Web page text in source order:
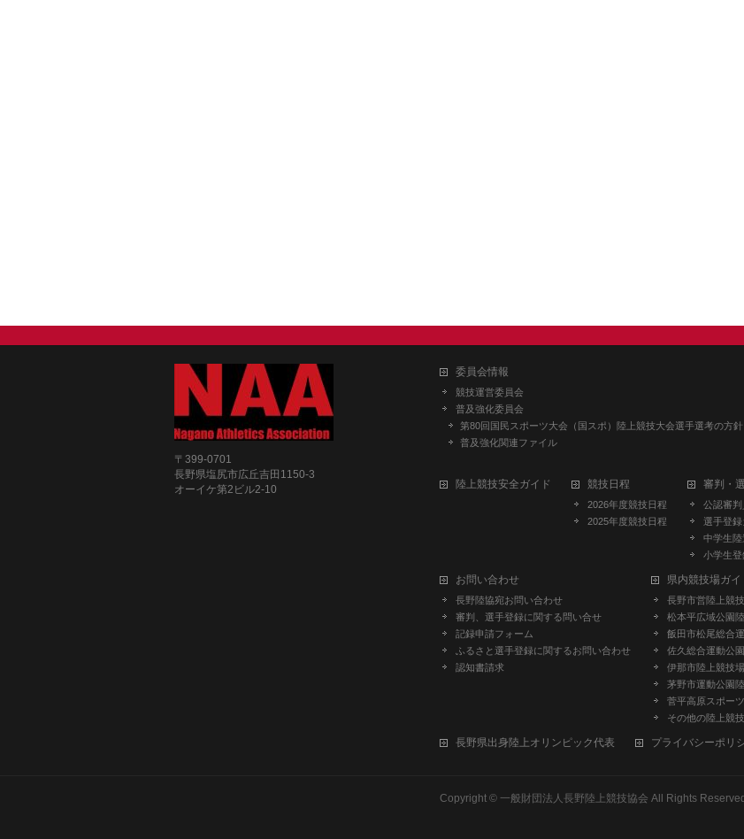
〒399-0701
長野県塩尻市広丘吉田1150-3
オーイケ第2ビル2-10
委員会情報
競技運営委員会
普及強化委員会
第80回国民スポーツ大会（国スポ）陸上競技大会選手選考の方針
普及強化関連ファイル
陸上競技安全ガイド 競技日程
2026年度競技日程
2025年度競技日程
審判・
公認審
選手登録
中学生
小学生登
お問い合わせ
長野陸協宛お問い合わせ
審判、選手登録に関する問い合せ
記録申請フォーム
ふるさと選手登録に関するお問い合わせ
認知書請求
県内競技場ガイ
長野市営陸上競
松本平広域公園
飯田市松尾総合
佐久総合運動公
伊那市陸上競技場
茅野市運動公園
菅平高原スポー
その他の陸上競
長野県出身陸上オリンピック代表 プライバシーポリ
Copyright © 一般財団法人長野陸上競技協会 All Rights